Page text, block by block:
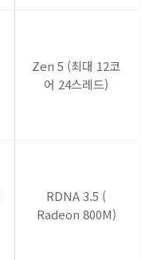
Zen 5 (최대 12코
어 24스레드)
RDNA 3.5 (
Radeon 800M)